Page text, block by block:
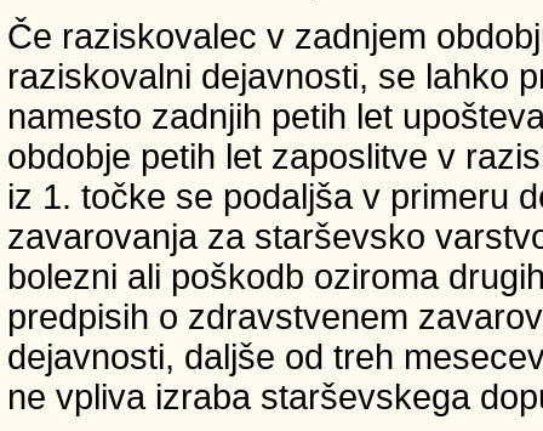
Če raziskovalec v zadnjem
raziskovalni dejavnosti, se lahko
namesto zadnjih petih let
obdobje petih let zaposlitve v
iz 1. točke se podaljša v primeru
zavarovanja za starševsko
bolezni ali poškodb oziroma
predpisih o zdravstvenem
dejavnosti, daljše od treh
ne vpliva izraba starševskega